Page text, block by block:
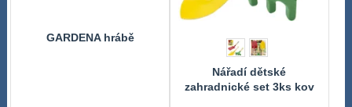
GARDENA hrábě
Nářadí dětské
zahradnické set 3ks kov